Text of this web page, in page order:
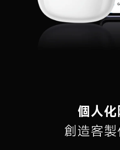
個人
創造客